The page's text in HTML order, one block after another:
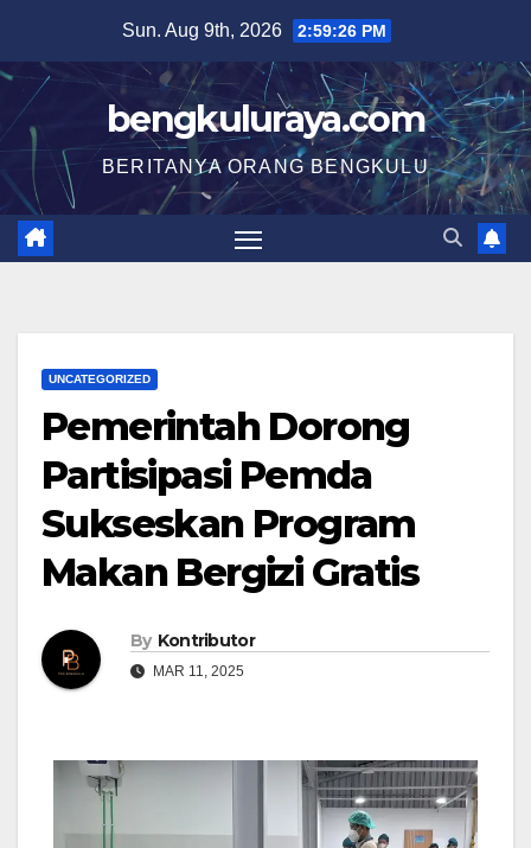
content
Sun. Aug 9th, 2026 2:59:27 PM
bengkuluraya.com
BERITANYA ORANG BENGKULU
UNCATEGORIZED
Pemerintah Dorong
Partisipasi Pemda
Sukseskan Program
Makan Bergizi Gratis
By Kontributor
MAR 11, 2025